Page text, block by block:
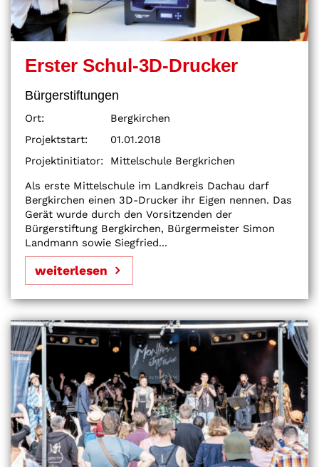
Erster Schul-3D-Drucker
Bürgerstiftungen
Ort:
Bergkirchen
Projektstart:
01.01.2018
Projektinitiator:
Mittelschule Bergkrichen
Als erste Mittelschule im Landkreis Dachau darf
Bergkirchen einen 3D-Drucker ihr Eigen nennen. Das
Gerät wurde durch den Vorsitzenden der
Bürgerstiftung Bergkirchen, Bürgermeister Simon
Landmann sowie Siegfried...
weiterlesen